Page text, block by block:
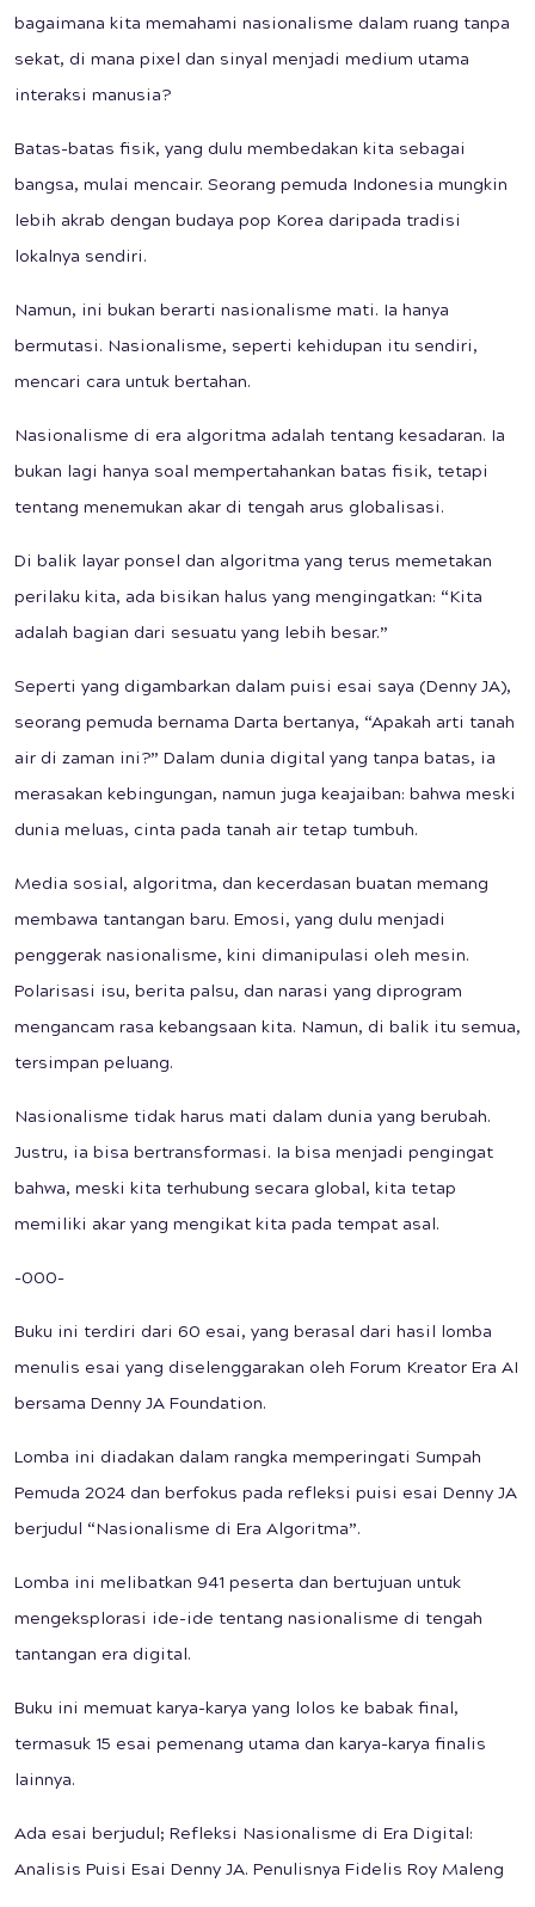
bagaimana kita memahami nasionalisme dalam ruang tanpa
sekat, di mana pixel dan sinyal menjadi medium utama
interaksi manusia?
Batas-batas fisik, yang dulu membedakan kita sebagai
bangsa, mulai mencair. Seorang pemuda Indonesia mungkin
lebih akrab dengan budaya pop Korea daripada tradisi
lokalnya sendiri.
Namun, ini bukan berarti nasionalisme mati. Ia hanya
bermutasi. Nasionalisme, seperti kehidupan itu sendiri,
mencari cara untuk bertahan.
Nasionalisme di era algoritma adalah tentang kesadaran. Ia
bukan lagi hanya soal mempertahankan batas fisik, tetapi
tentang menemukan akar di tengah arus globalisasi.
Di balik layar ponsel dan algoritma yang terus memetakan
perilaku kita, ada bisikan halus yang mengingatkan: “Kita
adalah bagian dari sesuatu yang lebih besar.”
Seperti yang digambarkan dalam puisi esai saya (Denny JA),
seorang pemuda bernama Darta bertanya, “Apakah arti tanah
air di zaman ini?” Dalam dunia digital yang tanpa batas, ia
merasakan kebingungan, namun juga keajaiban: bahwa meski
dunia meluas, cinta pada tanah air tetap tumbuh.
Media sosial, algoritma, dan kecerdasan buatan memang
membawa tantangan baru. Emosi, yang dulu menjadi
penggerak nasionalisme, kini dimanipulasi oleh mesin.
Polarisasi isu, berita palsu, dan narasi yang diprogram
mengancam rasa kebangsaan kita. Namun, di balik itu semua,
tersimpan peluang.
Nasionalisme tidak harus mati dalam dunia yang berubah.
Justru, ia bisa bertransformasi. Ia bisa menjadi pengingat
bahwa, meski kita terhubung secara global, kita tetap
memiliki akar yang mengikat kita pada tempat asal.
-000-
Buku ini terdiri dari 60 esai, yang berasal dari hasil lomba
menulis esai yang diselenggarakan oleh Forum Kreator Era AI
bersama Denny JA Foundation.
Lomba ini diadakan dalam rangka memperingati Sumpah
Pemuda 2024 dan berfokus pada refleksi puisi esai Denny JA
berjudul “Nasionalisme di Era Algoritma”.
Lomba ini melibatkan 941 peserta dan bertujuan untuk
mengeksplorasi ide-ide tentang nasionalisme di tengah
tantangan era digital.
Buku ini memuat karya-karya yang lolos ke babak final,
termasuk 15 esai pemenang utama dan karya-karya finalis
lainnya.
Ada esai berjudul; Refleksi Nasionalisme di Era Digital:
Analisis Puisi Esai Denny JA. Penulisnya Fidelis Roy Maleng